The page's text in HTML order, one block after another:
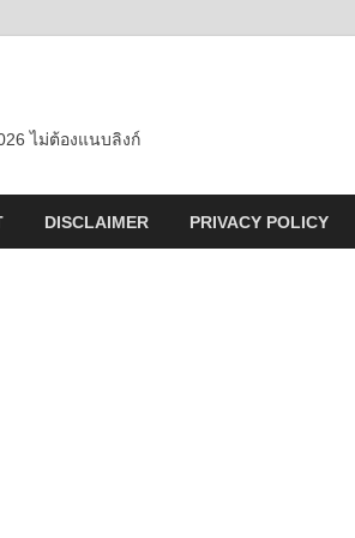
ไม่ต้องแนบลิงก์
DISCLAIMER PRIVACY POLICY